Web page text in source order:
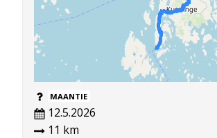
MAANTIE
12.5.2026
11 km